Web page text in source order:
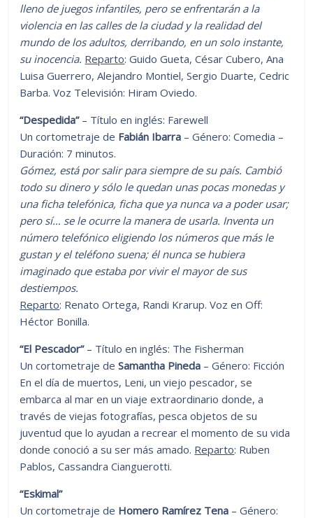
lleno de juegos infantiles, pero se enfrentarán a la
violencia en las calles de la ciudad y la realidad del
mundo de los adultos, derribando, en un solo instante,
su inocencia. Reparto: Guido Gueta, César Cubero, Ana
Luisa Guerrero, Alejandro Montiel, Sergio Duarte, Cedric
Barba. Voz Televisión: Hiram Oviedo.
“Despedida”– Título en inglés: Farewell
Un cortometraje de Fabián Ibarra – Género: Comedia –
Duración: 7 minutos.
Gómez, está por salir para siempre de su país. Cambió
todo su dinero y sólo le quedan unas pocas monedas y
una ficha telefónica, ficha que ya nunca va a poder usar;
pero sí… se le ocurre la manera de usarla. Inventa un
número telefónico eligiendo los números que más le
gustan y el teléfono suena; él nunca se hubiera
imaginado que estaba por vivir el mayor de sus
destiempos.
Reparto: Renato Ortega, Randi Krarup. Voz en Off:
Héctor Bonilla.
“El Pescador”– Título en inglés: The Fisherman
Un cortometraje deSamantha Pineda – Género: Ficción
En el día de muertos, Leni, un viejo pescador, se
embarca al mar en un viaje extraordinario donde, a
través de viejas fotografías, pesca objetos de su
juventud que lo ayudan a recrear el momento de su vida
donde conoció a su ser más amado. Reparto: Ruben
Pablos, Cassandra Cianguerotti.
“Eskimal”
Un cortometraje de Homero Ramírez Tena – Género: